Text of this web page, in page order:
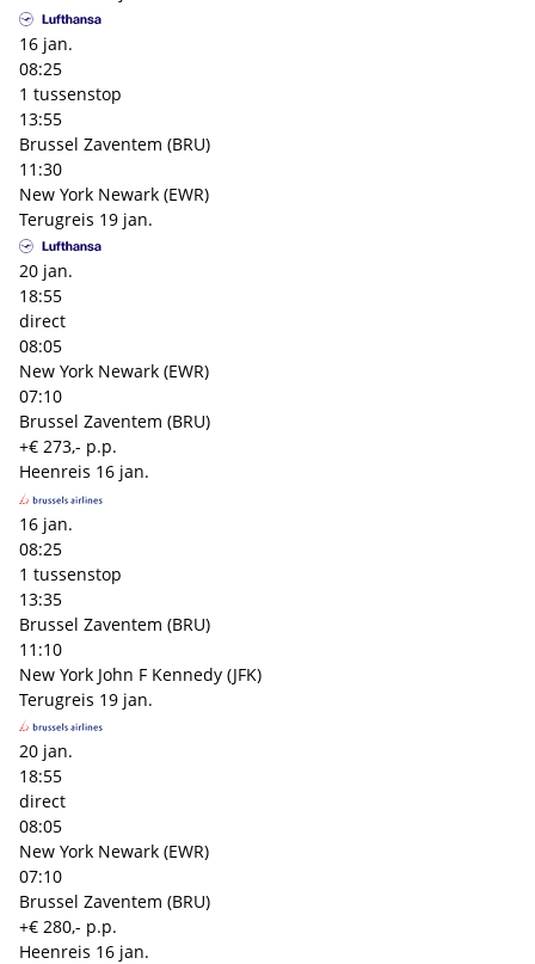
16 jan.
08:25
1 tussenstop
13:55
Brussel Zaventem (BRU)
11:30
New York Newark (EWR)
Terugreis 19 jan.
20 jan.
18:55
direct
08:05
New York Newark (EWR)
07:10
Brussel Zaventem (BRU)
+€ 273,- p.p.
Heenreis 16 jan.
16 jan.
08:25
1 tussenstop
13:35
Brussel Zaventem (BRU)
11:10
New York John F Kennedy (JFK)
Terugreis 19 jan.
20 jan.
18:55
direct
08:05
New York Newark (EWR)
07:10
Brussel Zaventem (BRU)
+€ 280,- p.p.
Heenreis 16 jan.